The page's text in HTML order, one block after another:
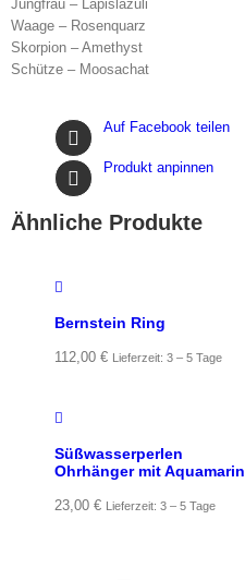
Jungfrau – Lapislazuli
Waage – Rosenquarz
Skorpion – Amethyst
Schütze – Moosachat
Auf Facebook teilen
Produkt anpinnen
Ähnliche Produkte
Bernstein Ring
112,00 € Lieferzeit: 3 – 5 Tage
Süßwasserperlen
Ohrhänger mit Aquamarin
23,00 € Lieferzeit: 3 – 5 Tage